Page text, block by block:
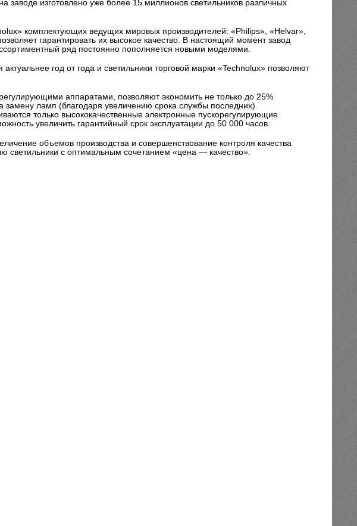
заводе изготовлено уже более 15 миллионов светильников различных
комплектующих ведущих мировых производителей: «Philips», «Helvar»,
гарантировать их высокое качество. В настоящий момент завод
ряд постоянно пополняется новыми моделями.
год от года и светильники торговой марки «Technolux» позволяют
аппаратами, позволяют экономить не только до 25%
замену ламп (благодаря увеличению срока службы последних).
только высококачественные электронные пускорегулирующие
увеличить гарантийный срок эксплуатации до 50 000 часов.
объемов производства и совершенствование контроля качества
светильники с оптимальным сочетанием «цена — качество».